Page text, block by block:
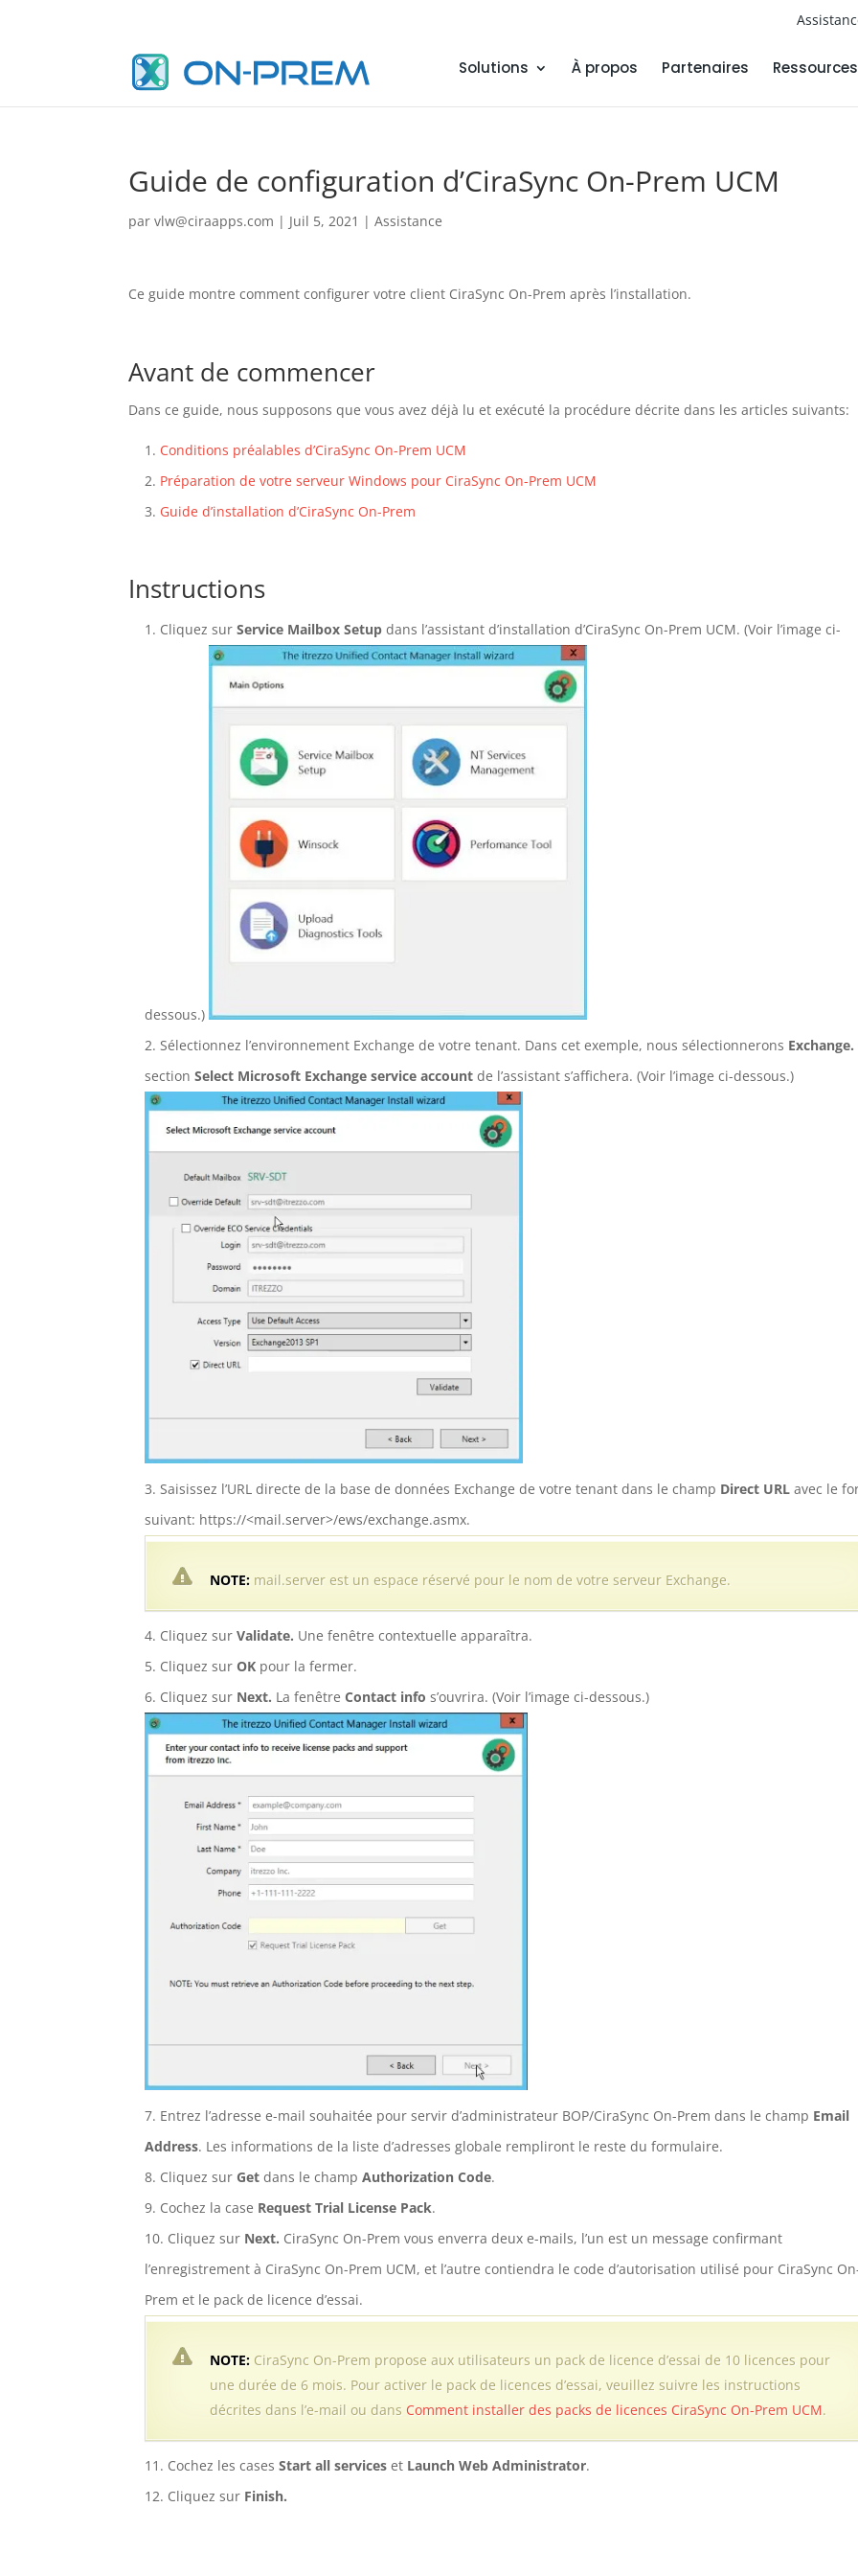
Solutions À propos Partenaires Ressources
Guide de configuration d’CiraSync On-Prem UCM
parvlw@ciraapps.com | Juil 5, 2021 |Assistance
Ce guide montre comment configurer votre client CiraSync On-Prem après l’installation.
Avant de commencer
Dans ce guide, nous supposons que vous avez déjà lu et exécuté la procédure décrite dans les articles suivants:
Conditions préalables d’CiraSync On-Prem UCM
Préparation de votre serveur Windows pour CiraSync On-Prem UCM
Guide d’installation d’CiraSync On-Prem
Instructions
Cliquez surService Mailbox Setup dans l’assistant d’installation d’CiraSync On-Prem UCM. (Voir l’image ci-
dessous.)
Sélectionnez l’environnement Exchange de votre tenant. Dans cet exemple, nous sélectionnerons Exchange.
sectionSelect Microsoft Exchange service account de l’assistant s’affichera. (Voir l’image ci-dessous.)
Saisissez l’URL directe de la base de données Exchange de votre tenant dans le champ Direct URL avec le
suivant: https://<mail.server>/ews/exchange.asmx.
NOTE: mail.server est un espace réservé pour le nom de votre serveur Exchange.
Cliquez surValidate. Une fenêtre contextuelle apparaîtra.
Cliquez surOK pour la fermer.
Cliquez sur Next. La fenêtreContact info s’ouvrira. (Voir l’image ci-dessous.)
Entrez l’adresse e-mail souhaitée pour servir d’administrateur BOP/CiraSync On-Prem dans le champ Email
Address. Les informations de la liste d’adresses globale rempliront le reste du formulaire.
Cliquez sur Get dans le champAuthorization Code.
Cochez la case Request Trial License Pack.
Cliquez sur Next. CiraSync On-Prem vous enverra deux e-mails, l’un est un message confirmant
l’enregistrement à CiraSync On-Prem UCM, et l’autre contiendra le code d’autorisation utilisé pour CiraSync
Prem et le pack de licence d’essai.
NOTE: CiraSync On-Prem propose aux utilisateurs un pack de licence d’essai de 10 licences pour
une durée de 6 mois. Pour activer le pack de licences d’essai, veuillez suivre les instructions
décrites dans l’e-mail ou dans Comment installer des packs de licences CiraSync On-Prem UCM.
Cochez les casesStart all services et Launch Web Administrator.
Cliquez sur Finish.